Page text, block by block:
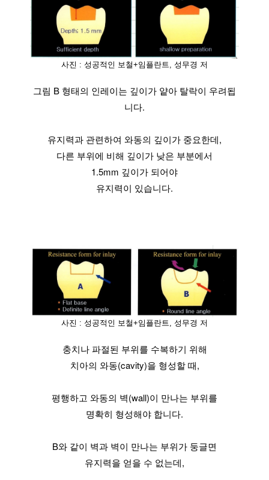
사진 : 성공적인 보철+임플란트, 성무경 저
그림 B 형태의 인레이는 깊이가 얕아 탈락이 우려됩
니다.
유지력과 관련하여 와동의 깊이가 중요한데,
다른 부위에 비해 깊이가 낮은 부분에서
1.5mm 깊이가 되어야
유지력이 있습니다.
사진 : 성공적인 보철+임플란트, 성무경 저
충치나 파절된 부위를 수복하기 위해
치아의 와동(cavity)을 형성할 때,
평행하고 와동의 벽(wall)이 만나는 부위를
명확히 형성해야 합니다.
B와 같이 벽과 벽이 만나는 부위가 둥글면
유지력을 얻을 수 없는데,